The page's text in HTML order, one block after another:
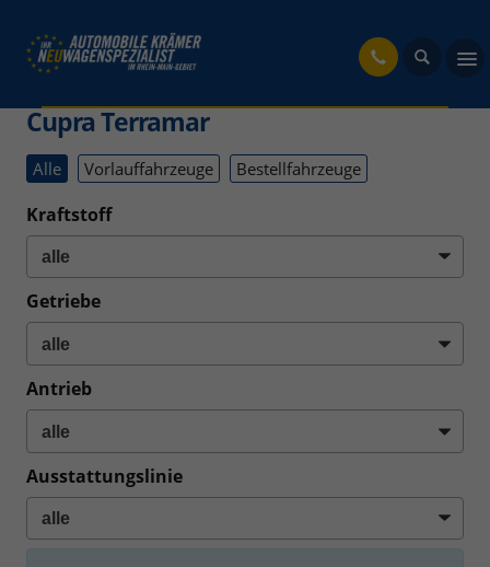
Cupra Terramar
Alle Vorlauffahrzeuge Bestellfahrzeuge
Kraftstoff
Getriebe
Antrieb
Ausstattungslinie